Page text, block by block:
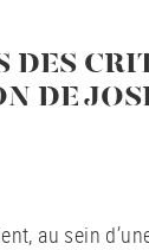
DES
DE
au sein